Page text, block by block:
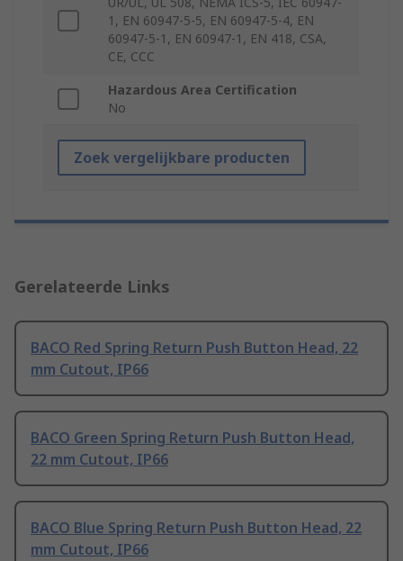
1, EN 60947-5-5, EN 60947-5-4, EN
60947-5-1, EN 60947-1, EN 418, CSA,
CE, CCC
Hazardous Area Certification
No
Zoek vergelijkbare producten
Gerelateerde Links
BACO Red Spring Return Push Button Head, 22
mm Cutout, IP66
BACO Green Spring Return Push Button Head,
22 mm Cutout, IP66
BACO Blue Spring Return Push Button Head, 22
mm Cutout, IP66